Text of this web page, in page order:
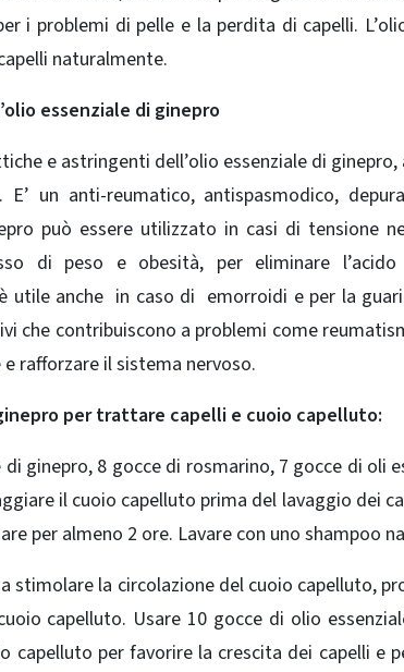
i problemi di pelle e la perdita di capelli.
naturalmente.
essenziale di ginepro
e astringenti dell’olio essenziale di
. E’ un anti-reumatico, antispasmodico,
può essere utilizzato in casi di tensione
di peso e obesità, per eliminare
utile anche in caso di emorroidi e per la
che contribuiscono a problemi come
rafforzare il sistema nervoso.
per trattare capelli e cuoio capelluto:
di ginepro, 8 gocce di rosmarino, 7 gocce di oli
il cuoio capelluto prima del lavaggio dei
per almeno 2 ore. Lavare con uno shampoo
stimolare la circolazione del cuoio capelluto,
capelluto. Usare 10 gocce di olio
capelluto per favorire la crescita dei capelli